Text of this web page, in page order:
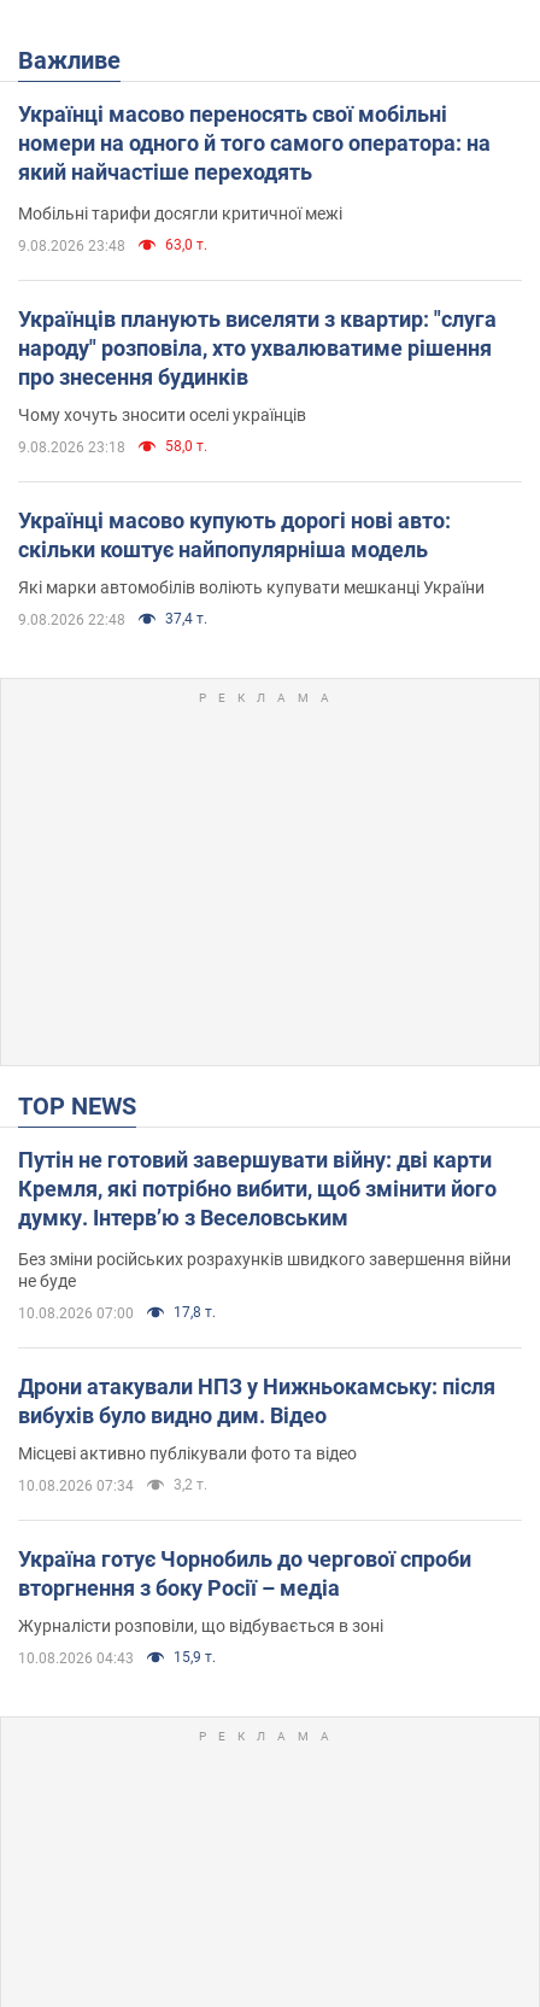
Важливе
Українці масово переносять свої мобільні
номери на одного й того самого оператора: на
який найчастіше переходять
Мобільні тарифи досягли критичної межі
9.08.2026 23:48 63,0 т.
Українців планують виселяти з квартир: "слуга
народу" розповіла, хто ухвалюватиме рішення
про знесення будинків
Чому хочуть зносити оселі українців
9.08.2026 23:18 58,0 т.
Українці масово купують дорогі нові авто:
скільки коштує найпопулярніша модель
Які марки автомобілів воліють купувати мешканці України
9.08.2026 22:48 37,4 т.
TOP NEWS
Путін не готовий завершувати війну: дві карти
Кремля, які потрібно вибити, щоб змінити його
думку. Інтерв’ю з Веселовським
Без зміни російських розрахунків швидкого завершення війни
не буде
10.08.2026 07:00 17,8 т.
Дрони атакували НПЗ у Нижньокамську: після
вибухів було видно дим. Відео
Місцеві активно публікували фото та відео
10.08.2026 07:34 3,2 т.
Україна готує Чорнобиль до чергової спроби
вторгнення з боку Росії – медіа
Журналісти розповіли, що відбувається в зоні
10.08.2026 04:43 15,9 т.